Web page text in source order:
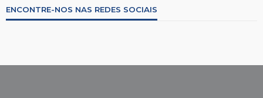
ENCONTRE-NOS NAS REDES SOCIAIS